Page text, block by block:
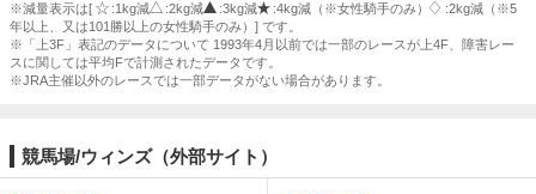
※減量表示は[
:1kg減 :2kg減 :3kg減 :4kg減（※女性騎手のみ）
:2kg減（※5
年以上、又は101勝以上の女性騎手のみ）] です。
※「上3F」表記のデータについて 1993年4月以前では一部のレースが上4F、障害レー
スに関しては平均Fで計測されたデータです。
※JRA主催以外のレースでは一部データがない場合があります。
競馬場/ウィンズ（外部サイト）